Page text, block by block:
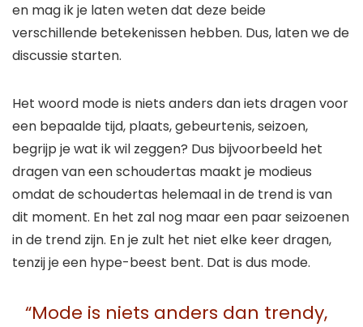
en mag ik je laten weten dat deze beide
verschillende betekenissen hebben. Dus, laten we de
discussie starten.
Het woord mode is niets anders dan iets dragen voor
een bepaalde tijd, plaats, gebeurtenis, seizoen,
begrijp je wat ik wil zeggen? Dus bijvoorbeeld het
dragen van een schoudertas maakt je modieus
omdat de schoudertas helemaal in de trend is van
dit moment. En het zal nog maar een paar seizoenen
in de trend zijn. En je zult het niet elke keer dragen,
tenzij je een hype-beest bent. Dat is dus mode.
“Mode is niets anders dan trendy,